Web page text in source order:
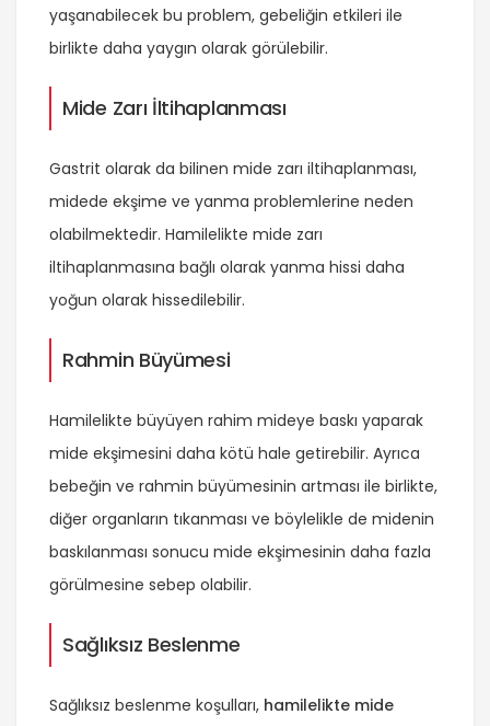
yaşanabilecek bu problem, gebeliğin etkileri ile
birlikte daha yaygın olarak görülebilir.
Mide Zarı İltihaplanması
Gastrit olarak da bilinen mide zarı iltihaplanması,
midede ekşime ve yanma problemlerine neden
olabilmektedir. Hamilelikte mide zarı
iltihaplanmasına bağlı olarak yanma hissi daha
yoğun olarak hissedilebilir.
Rahmin Büyümesi
Hamilelikte büyüyen rahim mideye baskı yaparak
mide ekşimesini daha kötü hale getirebilir. Ayrıca
bebeğin ve rahmin büyümesinin artması ile birlikte,
diğer organların tıkanması ve böylelikle de midenin
baskılanması sonucu mide ekşimesinin daha fazla
görülmesine sebep olabilir.
Sağlıksız Beslenme
Sağlıksız beslenme koşulları, hamilelikte mide